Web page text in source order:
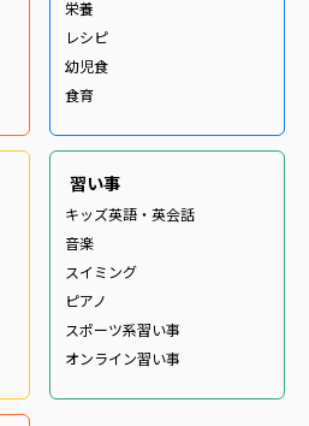
栄養
レシピ
幼児食
食育
習い事
キッズ英語・英会話
音楽
スイミング
ピアノ
スポーツ系習い事
オンライン習い事